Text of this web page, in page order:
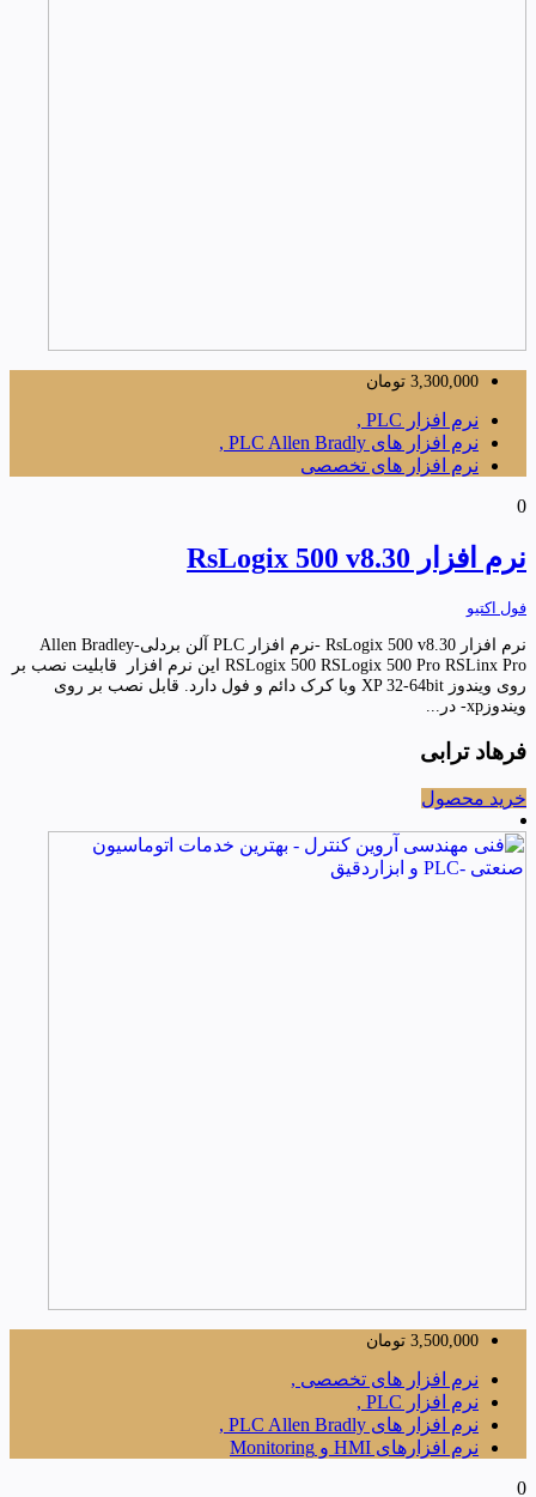
3,300,000 تومان
نرم افزار PLC ,
نرم افزار های PLC Allen Bradly ,
نرم افزار های تخصصی
0
نرم افزار RsLogix 500 v8.30
فول اکتیو
نرم افزار RsLogix 500 v8.30 -نرم افزار PLC آلن بردلی-Allen Bradley
RSLogix 500 RSLogix 500 Pro RSLinx Pro این نرم افزار قابلیت نصب بر
روی ویندوز XP 32-64bit وبا کرک دائم و فول دارد. قابل نصب بر روی
ویندوزxp- در...
فرهاد ترابی
خرید محصول
3,500,000 تومان
نرم افزار های تخصصی ,
نرم افزار PLC ,
نرم افزار های PLC Allen Bradly ,
نرم افزارهای HMI و Monitoring
0